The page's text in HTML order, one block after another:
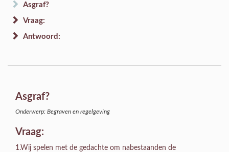
Asgraf?
Vraag:
Antwoord:
Asgraf?
Onderwerp: Begraven en regelgeving
Vraag:
1.Wij spelen met de gedachte om nabestaanden de